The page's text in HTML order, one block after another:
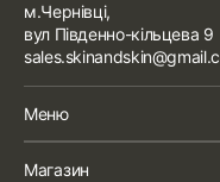
м.Чернівці,
вул Південно-кільцева 9
Меню
Магазин